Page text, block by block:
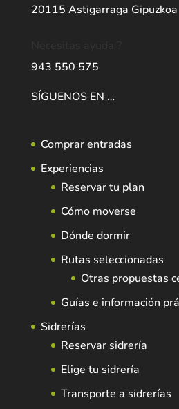
20115 Astigarraga Gipuzkoa
943 550 575
SÍGUENOS EN …
Comprar entradas
Experiencias
Reservar tu plan
Cómo moverse
Dónde dormir
Rutas seleccionadas
Otras propuestas
Guías e información
Sidrerías
Reservar sidrería
Elige tu sidrería
Transporte a sidrerías